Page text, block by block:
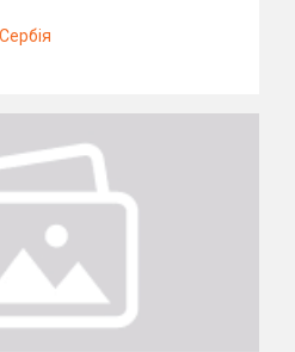
Сербія